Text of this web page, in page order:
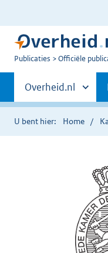
U
Publicaties Officiële
Primaire
navigatie
Andere
sites
binnen
Overheid.nl
U bent hier: Home